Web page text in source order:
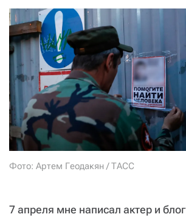
Фото: Артем Геодакян / ТАСС
7 апреля мне написал актер и
СТАТЬ
ПОДЕЛИТЬСЯ С ДРУЗЬЯМИ
Если у вас есть вопросы, пишите
звоните:
+7 (929) 612-03-68